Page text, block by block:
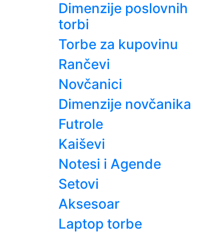
Dimenzije poslovnih
torbi
Torbe za kupovinu
Rančevi
Novčanici
Dimenzije novčanika
Futrole
Kaiševi
Notesi i Agende
Setovi
Aksesoar
Laptop torbe